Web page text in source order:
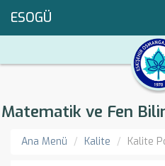
ESOGÜ
Matematik ve Fen
Ana Menü Kalite Kalite